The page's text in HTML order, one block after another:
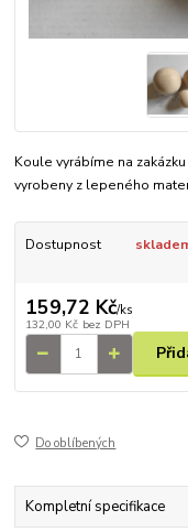
Koule vyrábíme na
vyrobeny z lepeného
Dostupnost
159,72 Kč/ks
132,00 Kč bez DPH
Do oblíbených
Kompletní specifikace